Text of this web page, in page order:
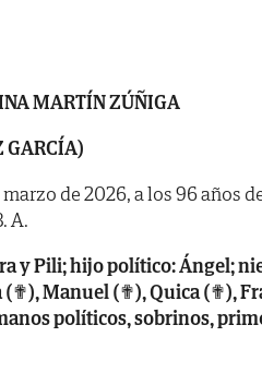
MARTÍN ZÚÑIGA
GARCÍA)
de 2026, a los 96 años
A.
y Pili; hijo político: Ángel;
(✟), Manuel (✟), Quica (✟),
políticos, sobrinos,